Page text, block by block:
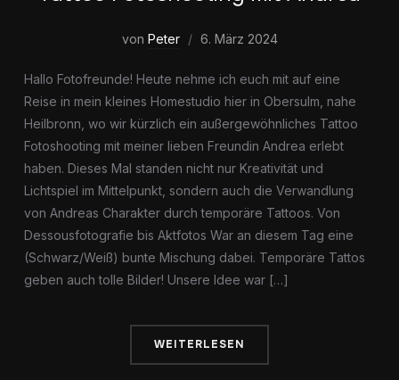
von Peter 6. März 2024
Hallo Fotofreunde! Heute nehme ich euch mit auf eine
Reise in mein kleines Homestudio hier in Obersulm, nahe
Heilbronn, wo wir kürzlich ein außergewöhnliches Tattoo
Fotoshooting mit meiner lieben Freundin Andrea erlebt
haben. Dieses Mal standen nicht nur Kreativität und
Lichtspiel im Mittelpunkt, sondern auch die Verwandlung
von Andreas Charakter durch temporäre Tattoos. Von
Dessousfotografie bis Aktfotos War an diesem Tag eine
(Schwarz/Weiß) bunte Mischung dabei. Temporäre Tattos
geben auch tolle Bilder! Unsere Idee war […]
WEITERLESEN